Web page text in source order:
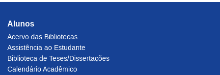
Alunos
Acervo das Bibliotecas
Assistência ao Estudante
Biblioteca de Teses/Dissertações
Calendário Acadêmico